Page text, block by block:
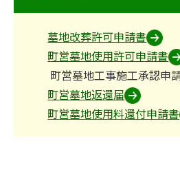
墓地改葬許可申請書
町営墓地使用許可申請書
町営墓地工事施工承認申
町営墓地返還届
町営墓地使用料還付申請書